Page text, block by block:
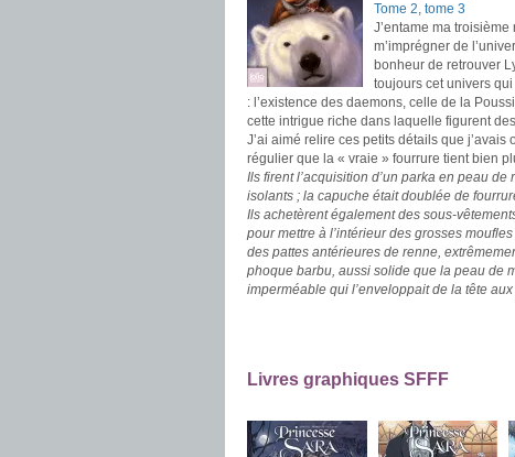
Tome 2, tome 3
J’entame ma
m’imprégner de
bonheur de retrouver
toujours cet univers
: l’existence des daemons, celle de la
cette intrigue riche dans laquelle figurent
J’ai aimé relire ces petits détails que j’avais
régulier que la « vraie » fourrure tient bien
Ils firent l’acquisition d’un parka en peau
isolants ; la capuche était doublée de
Ils achetèrent également des sous-
pour mettre à l’intérieur des grosses
des pattes antérieures de renne,
phoque barbu, aussi solide que la peau de
imperméable qui l’enveloppait de la tête
Livres graphiques SFFF